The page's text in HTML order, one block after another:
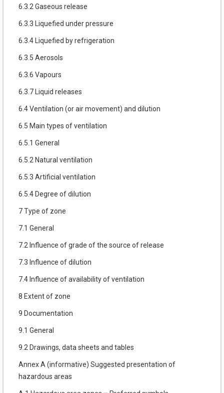
6.3.2 Gaseous release
6.3.3 Liquefied under pressure
6.3.4 Liquefied by refrigeration
6.3.5 Aerosols
6.3.6 Vapours
6.3.7 Liquid releases
6.4 Ventilation (or air movement) and dilution
6.5 Main types of ventilation
6.5.1 General
6.5.2 Natural ventilation
6.5.3 Artificial ventilation
6.5.4 Degree of dilution
7 Type of zone
7.1 General
7.2 Influence of grade of the source of release
7.3 Influence of dilution
7.4 Influence of availability of ventilation
8 Extent of zone
9 Documentation
9.1 General
9.2 Drawings, data sheets and tables
Annex A (informative) Suggested presentation of
hazardous areas